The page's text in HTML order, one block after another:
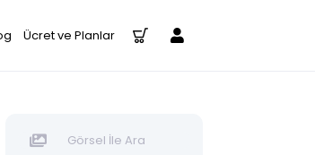
Ücret ve Planlar
Görsel İle Ara